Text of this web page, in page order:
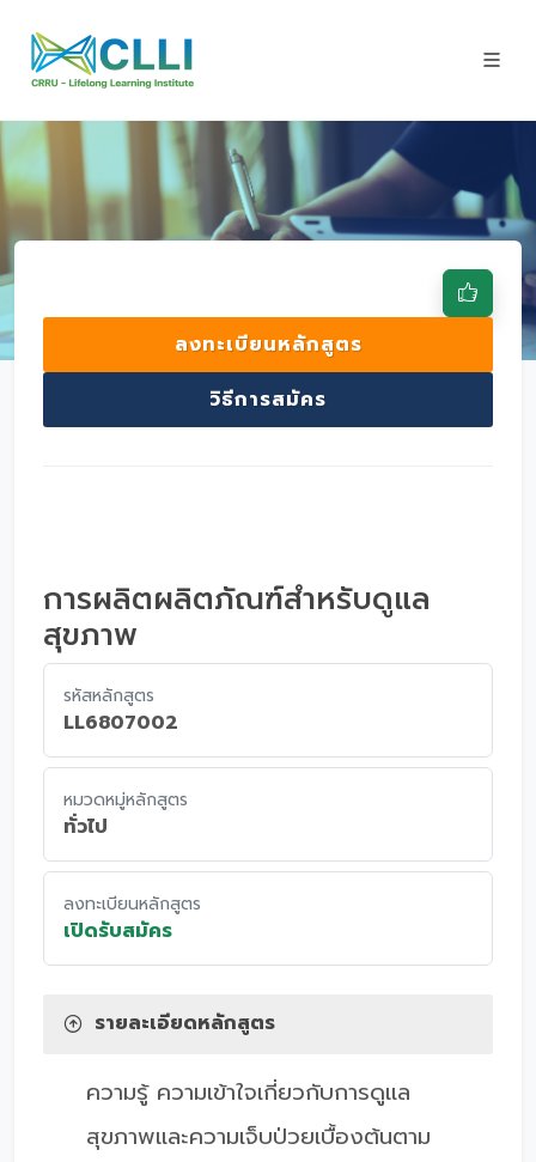
ลงทะเบียนหลักสูตร
วิธีการสมัคร
การผลิตผลิตภัณฑ์สำหรับดูแล
สุขภาพ
รหัสหลักสูตร
LL6807002
หมวดหมู่หลักสูตร
ทั่วไป
ลงทะเบียนหลักสูตร
เปิดรับสมัคร
รายละเอียดหลักสูตร
ความรู้ ความเข้าใจเกี่ยวกับการดูแล
สุขภาพและความเจ็บป่วยเบื้องต้นตาม